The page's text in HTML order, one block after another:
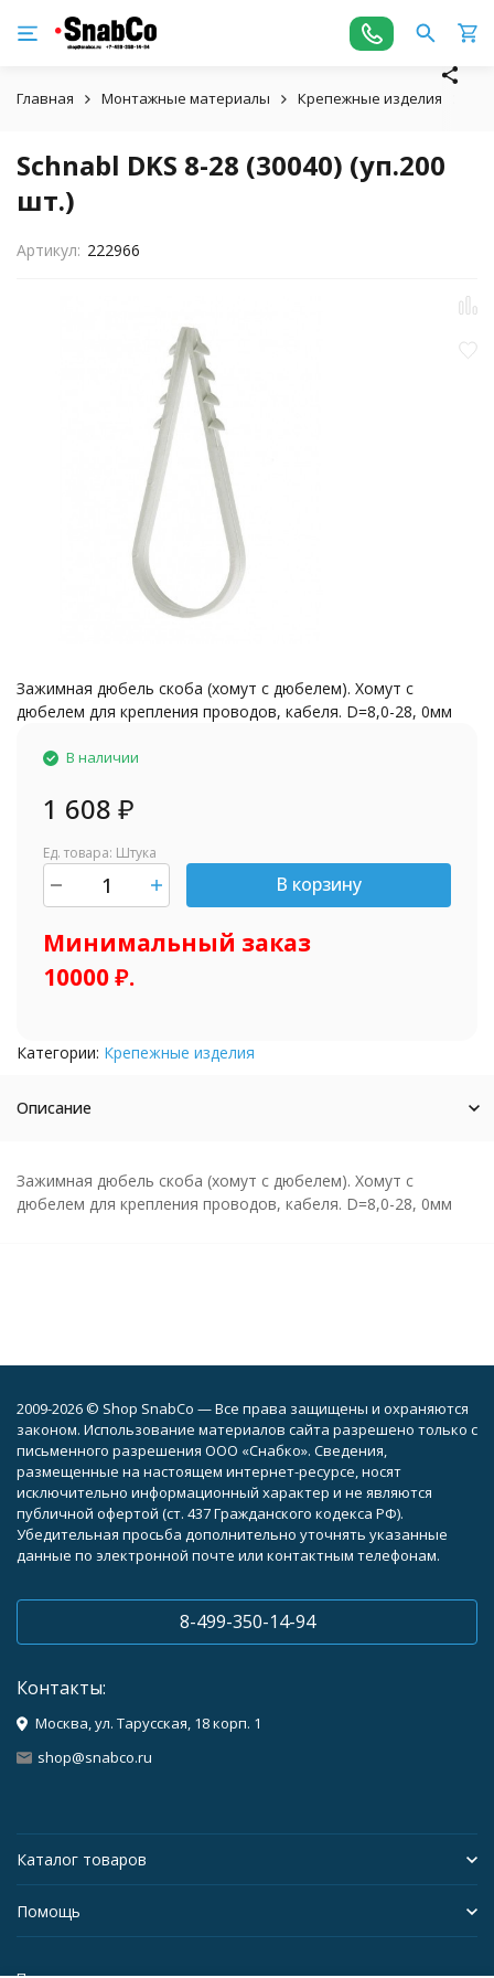
Главная Монтажные материалы Крепежные изделия
Schnabl DKS 8-28 (30040) (уп.200
шт.)
Артикул: 222966
Зажимная дюбель скоба (хомут с дюбелем). Хомут с
дюбелем для крепления проводов, кабеля. D=8,0-28, 0мм
В наличии
1 608 ₽
Ед. товара: Штука
В корзину
Минимальный заказ
10000 ₽.
Категории: Крепежные изделия
Описание
Зажимная дюбель скоба (хомут с дюбелем). Хомут с
дюбелем для крепления проводов, кабеля. D=8,0-28, 0мм
2009-2026 © Shop SnabCo — Все права защищены и охраняются
законом. Использование материалов сайта разрешено только с
письменного разрешения ООО «Снабко». Сведения,
размещенные на настоящем интернет-ресурсе, носят
исключительно информационный характер и не являются
публичной офертой (ст. 437 Гражданского кодекса РФ).
Убедительная просьба дополнительно уточнять указанные
данные по электронной почте или контактным телефонам.
8-499-350-14-94
Контакты:
Москва, ул. Тарусская, 18 корп. 1
shop@snabco.ru
Каталог товаров
Помощь